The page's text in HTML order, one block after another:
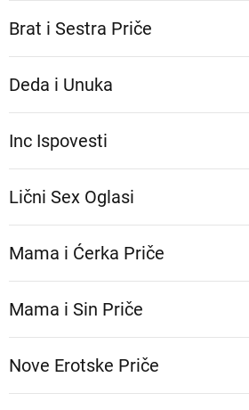
Brat i Sestra Priče
Deda i Unuka
Inc Ispovesti
Lični Sex Oglasi
Mama i Ćerka Priče
Mama i Sin Priče
Nove Erotske Priče